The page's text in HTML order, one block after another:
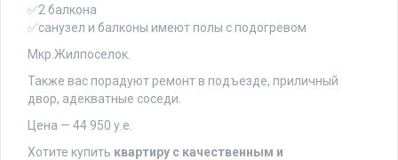
✅2 балкона
✅санузел и балконы имеют полы с подогревом
Мкр.Жилпоселок.
Также вас порадуют ремонт в подъезде, приличный
двор, адекватные соседи.
Цена — 44 950 у.е.
Хотите купить квартиру с качественным и